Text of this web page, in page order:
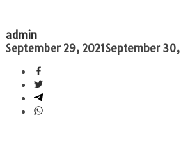
admin
September 29, 2021September 30,